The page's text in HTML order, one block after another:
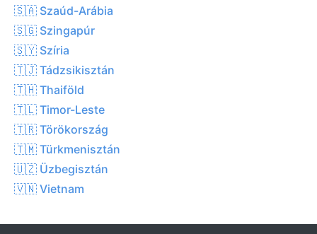
🇸🇦 Szaúd-Arábia
🇸🇬 Szingapúr
🇸🇾 Szíria
🇹🇯 Tádzsikisztán
🇹🇭 Thaiföld
🇹🇱 Timor-Leste
🇹🇷 Törökország
🇹🇲 Türkmenisztán
🇺🇿 Üzbegisztán
🇻🇳 Vietnam